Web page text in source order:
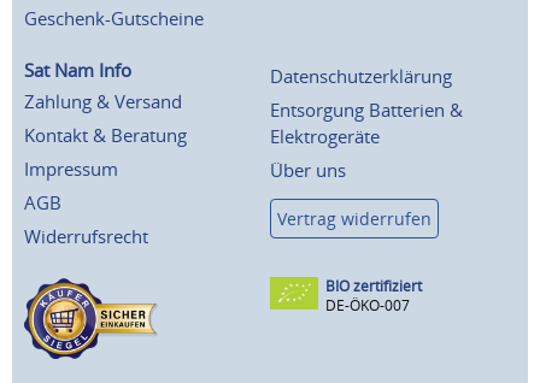
Geschenk-Gutscheine
Sat Nam Info
Zahlung & Versand
Kontakt & Beratung
Impressum
AGB
Widerrufsrecht
Datenschutzerklärung
Entsorgung Batterien &
Elektrogeräte
Über uns
Vertrag widerrufen
BIO zertifiziert
DE-ÖKO-007